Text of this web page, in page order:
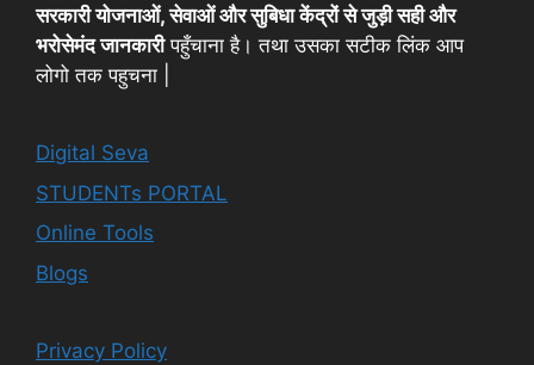
सरकारी योजनाओं, सेवाओं और सुबिधा केंद्रों से जुड़ी सही और
भरोसेमंद जानकारीपहुँचाना है। तथा उसका सटीक लिंक आप
लोगो तक पहुचना |
Digital Seva
STUDENTs PORTAL
Online Tools
Blogs
Privacy Policy